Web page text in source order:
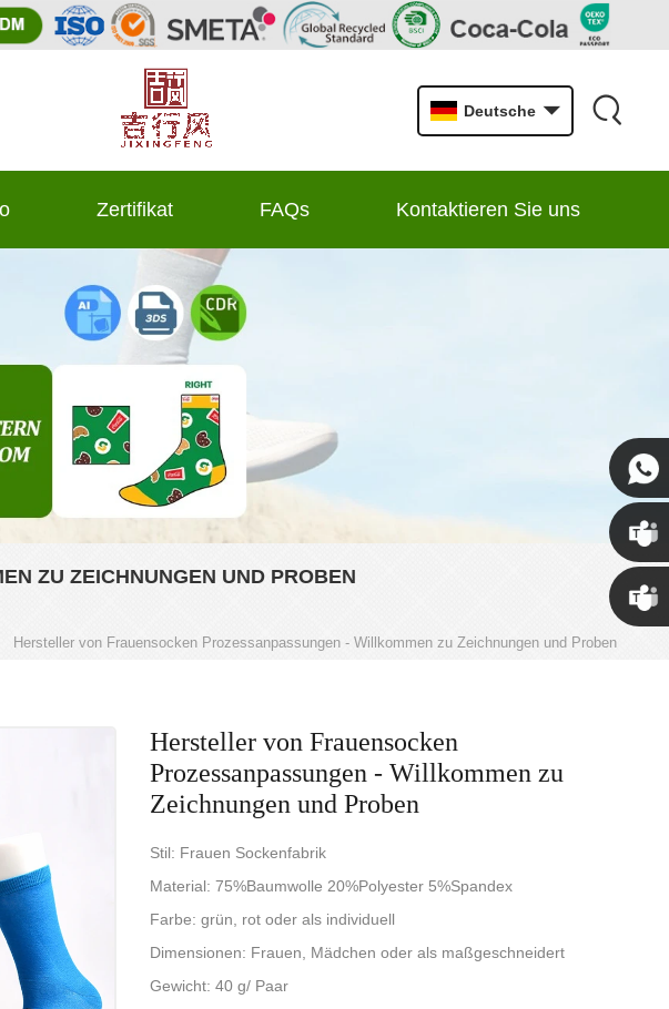
Deutsche
Zertifikat FAQs Kontaktieren Sie uns
ZU ZEICHNUNGEN UND PROBEN
Hersteller von Frauensocken Prozessanpassungen - Willkommen zu Zeichnungen und Proben
Hersteller von Frauensocken
Prozessanpassungen - Willkommen zu
Zeichnungen und Proben
Stil: Frauen Sockenfabrik
Material: 75%Baumwolle 20%Polyester 5%Spandex
Farbe: grün, rot oder als individuell
Dimensionen: Frauen, Mädchen oder als maßgeschneidert
Gewicht: 40 g/ Paar
Susan